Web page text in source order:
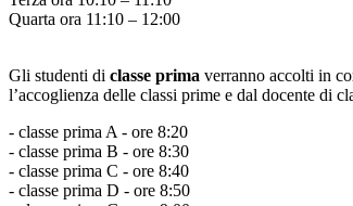
Quarta ora 11:10 – 12:00
Gli studenti di classe prima verranno accolti in
l’accoglienza delle classi prime e dal docente di
- classe prima A - ore 8:20
- classe prima B - ore 8:30
- classe prima C - ore 8:40
- classe prima D - ore 8:50